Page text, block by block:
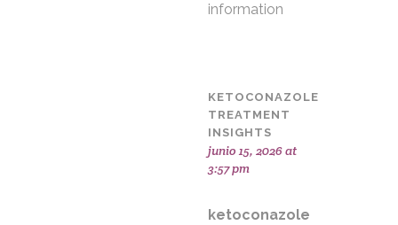
information
KETOCONAZOLE
TREATMENT
INSIGHTS
junio 15, 2026 at
3:57 pm
ketoconazole